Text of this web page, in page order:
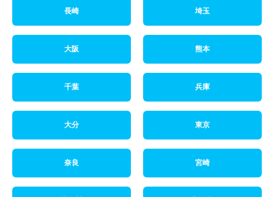
長崎 埼玉
大阪 熊本
千葉 兵庫
大分 東京
奈良 宮崎